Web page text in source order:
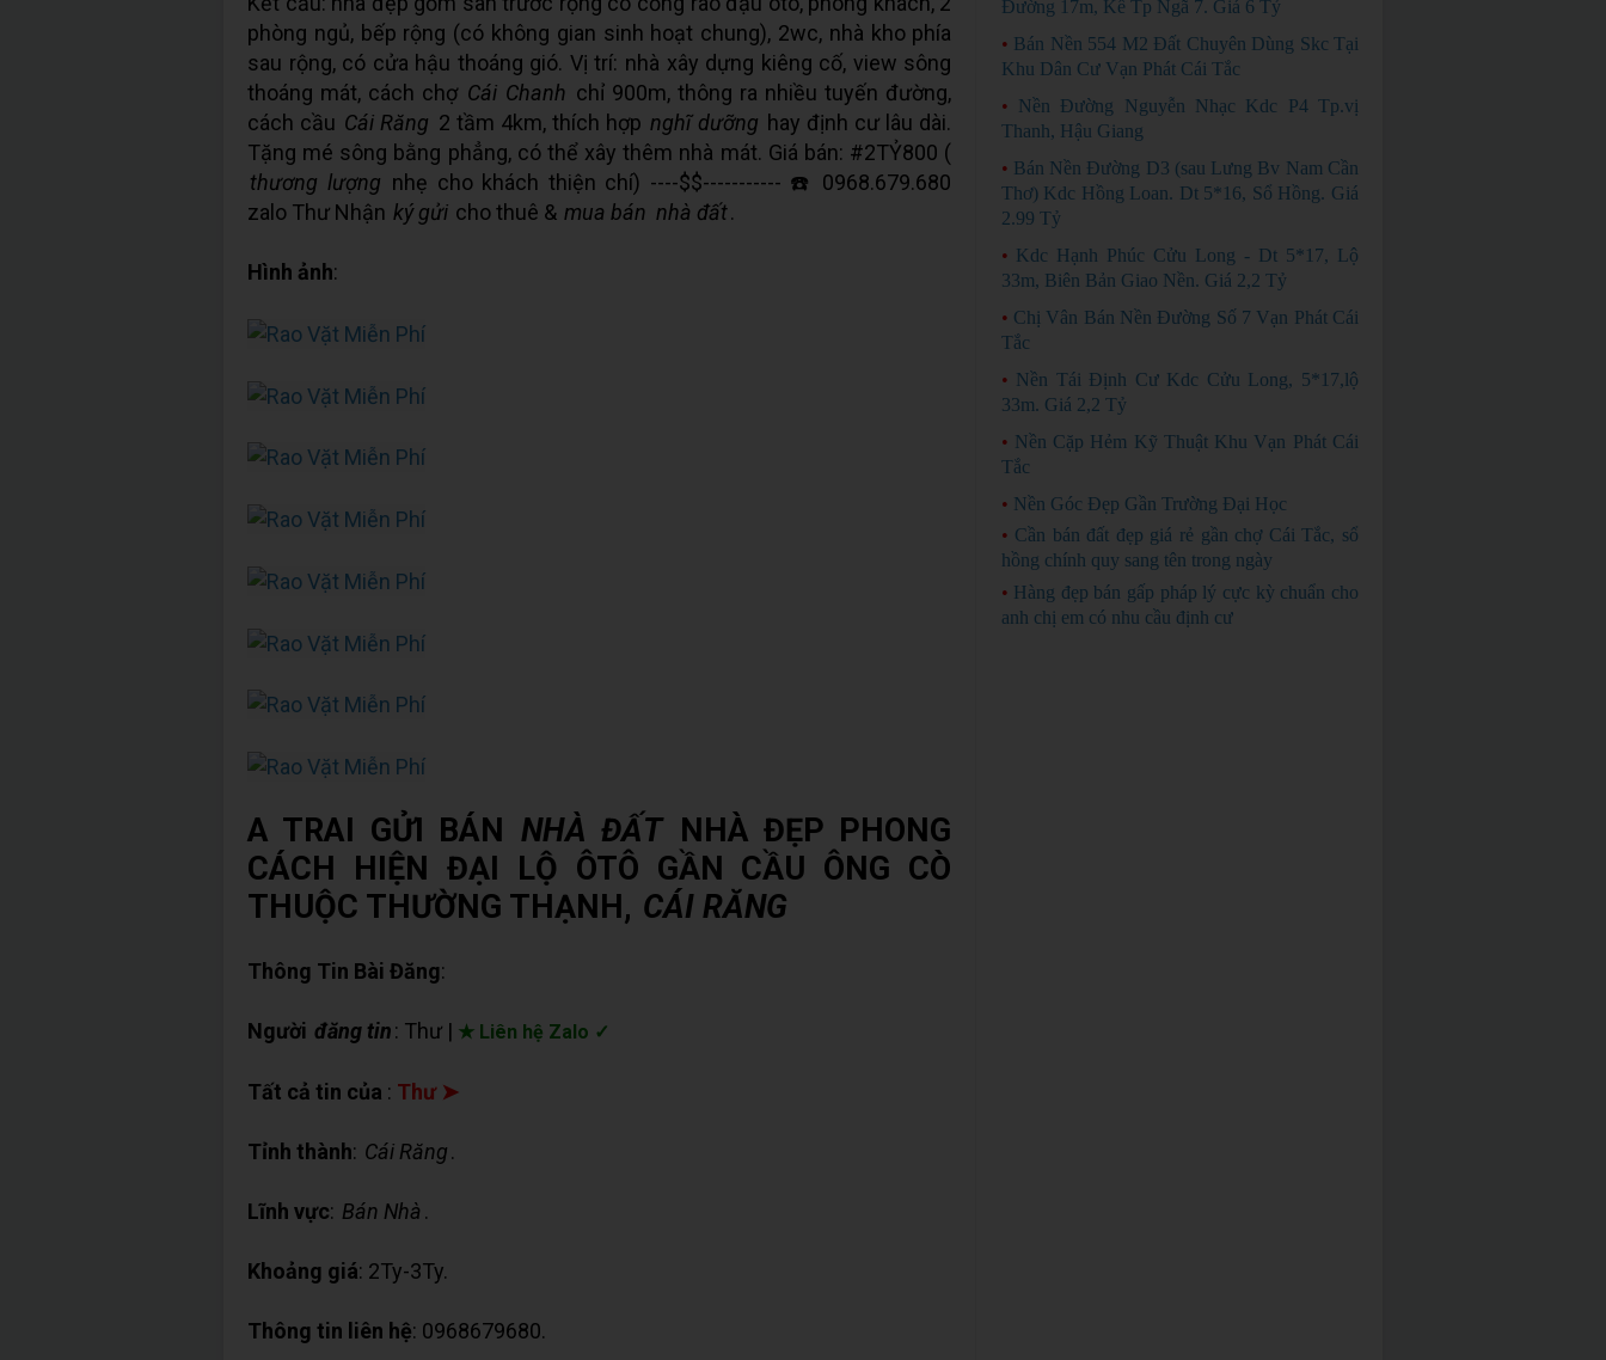
phòng ngủ, bếp rộng (có không gian sinh hoạt chung), 2wc, nhà kho phía
sau rộng, có cửa hậu thoáng gió. Vị trí: nhà xây dựng kiêng cố, view sông
thoáng mát, cách chợ Cái Chanh chỉ 900m, thông ra nhiều tuyến đường,
cách cầu Cái Răng 2 tầm 4km, thích hợp nghĩ dưỡng hay định cư lâu dài.
Tặng mé sông bằng phẳng, có thể xây thêm nhà mát. Giá bán: #2TỶ800 (
thương lượng nhẹ cho khách thiện chí) ----$$----------- ☎️ 0968.679.680
zalo Thư Nhận ký gửi cho thuê & mua bán nhà đất.
Hình ảnh:
A TRAI GỬI BÁN NHÀ ĐẤT NHÀ ĐẸP PHONG
CÁCH HIỆN ĐẠI LỘ ÔTÔ GẦN CẦU ÔNG CÒ
THUỘC THƯỜNG THẠNH, CÁI RĂNG
Thông Tin Bài Đăng:
Người đăng tin: Thư | ★ Liên hệ Zalo ✓
Tất cả tin của : Thư ➤
Tỉnh thành: Cái Răng.
Lĩnh vực: Bán Nhà .
Khoảng giá: 2Ty-3Ty.
Thông tin liên hệ: 0968679680.
Đường 17m, Kế Tp Ngã 7. Giá 6 Tỷ
• Bán Nền 554 M2 Đất Chuyên Dùng Skc Tại
Khu Dân Cư Vạn Phát Cái Tắc
• Nền Đường Nguyễn Nhạc Kdc P4 Tp.vị
Thanh, Hậu Giang
• Bán Nền Đường D3 (sau Lưng Bv Nam Cần
Thơ) Kdc Hồng Loan. Dt 5*16, Sổ Hồng. Giá
2.99 Tỷ
• Kdc Hạnh Phúc Cửu Long - Dt 5*17, Lộ
33m, Biên Bản Giao Nền. Giá 2,2 Tỷ
• Chị Vân Bán Nền Đường Số 7 Vạn Phát Cái
Tắc
• Nền Tái Định Cư Kdc Cửu Long, 5*17,lộ
33m. Giá 2,2 Tỷ
• Nền Cặp Hẻm Kỹ Thuật Khu Vạn Phát Cái
Tắc
• Nền Góc Đẹp Gần Trường Đại Học
• Cần bán đất đẹp giá rẻ gần chợ Cái Tắc, sổ
hồng chính quy sang tên trong ngày
• Hàng đẹp bán gấp pháp lý cực kỳ chuẩn cho
anh chị em có nhu cầu định cư